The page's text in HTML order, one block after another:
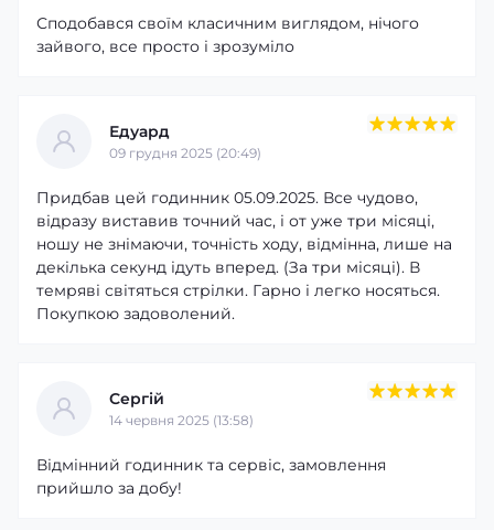
Сподобався своїм класичним виглядом, нічого
зайвого, все просто і зрозуміло
Едуард
09 грудня 2025 (20:49)
Придбав цей годинник 05.09.2025. Все чудово,
відразу виставив точний час, і от уже три місяці,
ношу не знімаючи, точність ходу, відмінна, лише на
декілька секунд ідуть вперед. (За три місяці). В
темряві світяться стрілки. Гарно і легко носяться.
Покупкою задоволений.
Сергій
14 червня 2025 (13:58)
Відмінний годинник та сервіс, замовлення
прийшло за добу!